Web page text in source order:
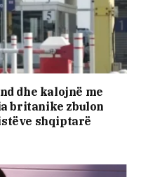
dhe kalojnë me
britanike zbulon
shqiptarë